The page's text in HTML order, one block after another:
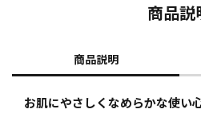
商品説
商品説明
お肌にやさしくなめらかな使い